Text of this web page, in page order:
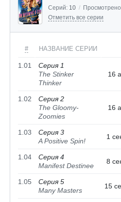
Серий: 10 /
Отметить все серии
# НАЗВАНИЕ СЕРИИ
1.01
Серия 1
The Stinker
Thinker
16
1.02
Серия 2
The Gloomy-
Zoomies
16
1.03
Серия 3
A Positive Spin!
1
1.04
Серия 4
Manifest Destinee
8
1.05
Серия 5
Many Masters
15